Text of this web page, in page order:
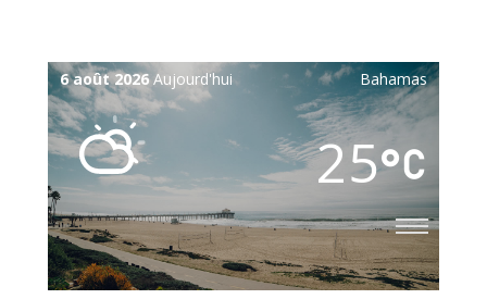
6 août 2026Aujourd'hui Bahamas
25